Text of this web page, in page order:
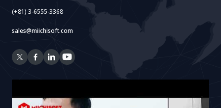
(+81) 3-6555-3368
sales@miichisoft.com